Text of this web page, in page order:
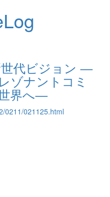
世代ビジョン ―
ゾナントコミ
界へ―
0211/021125.html